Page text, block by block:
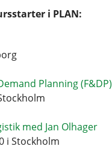
i PLAN:
Planning (F&DP)
med Jan Olhager
i Stockholm